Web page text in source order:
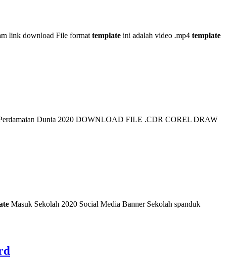
link download File format template ini adalah video .mp4 template
Dunia 2020 DOWNLOAD FILE .CDR COREL DRAW
Masuk Sekolah 2020 Social Media Banner Sekolah spanduk